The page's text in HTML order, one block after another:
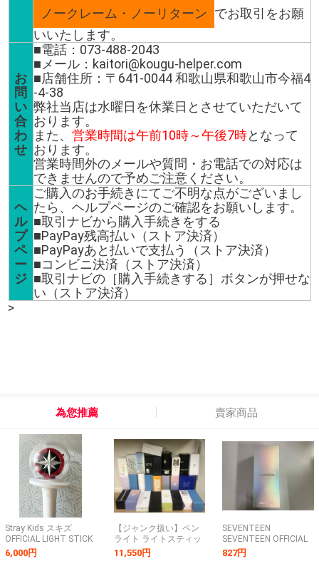
ノークレーム・ノーリターン でお取引をお願
いいたします。
お
問
い
合
わ
せ
■電話：073-488-2043
■メール：kaitori@kougu-helper.com
■店舗住所：〒641-0044 和歌山県和歌山市今福4
-4-38
弊社当店は水曜日を休業日とさせていただいて
おります。
また、 営業時間は午前10時～午後7時となって
おります。
営業時間外のメールや質問・お電話での対応は
できませんので予めご注意ください。
ヘ
ル
プ
ペ
ー
ジ
ご購入のお手続きにてご不明な点がございまし
たら、ヘルプページのご確認をお願いします。
■取引ナビから購入手続きをする
■PayPay残高払い（ストア決済）
■PayPayあと払いで支払う（ストア決済）
■コンビニ決済（ストア決済）
■取引ナビの［購入手続きする］ボタンが押せな
い（ストア決済）
>
為您推薦 賣家商品
Stray Kids スキズ
OFFICIAL LIGHT STICK
VER.2 公式ペンライト
＊中古
6,000円
【ジャンク扱い】ペン
ライト ライトスティッ
ク まとめ売り BTS
SEVENTEEN JO1 NCT
11,550円
SEVENTEEN
SEVENTEEN OFFICIAL
LIGHTSTICK 2
827円